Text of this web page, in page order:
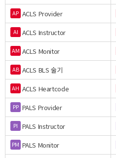
AP ACLS Provider
AI ACLS Instructor
AM ACLS Monitor
AB ACLS BLS 술기
AH ACLS Heartcode
PP PALS Provider
PI PALS Instructor
PM PALS Monitor